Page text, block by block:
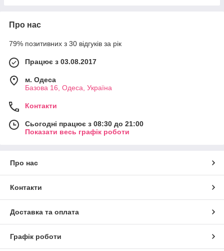
Про нас
79% позитивних з 30 відгуків за рік
Працює з 03.08.2017
м. Одеса
Базова 16, Одеса, Україна
Контакти
Сьогодні працює з 08:30 до 21:00
Показати весь графік роботи
Про нас
Контакти
Доставка та оплата
Графік роботи